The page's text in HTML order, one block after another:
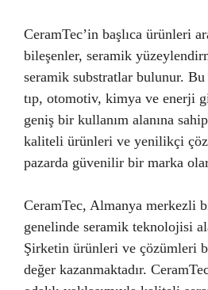
CeramTec’in başlıca ürünleri
bileşenler, seramik
seramik substratlar bulunur.
tıp, otomotiv, kimya ve enerji
geniş bir kullanım alanına
kaliteli ürünleri ve yenilikçi
pazarda güvenilir bir marka
CeramTec, Almanya merkezli
genelinde seramik teknolojisi
Şirketin ürünleri ve çözümleri
değer kazanmaktadır.